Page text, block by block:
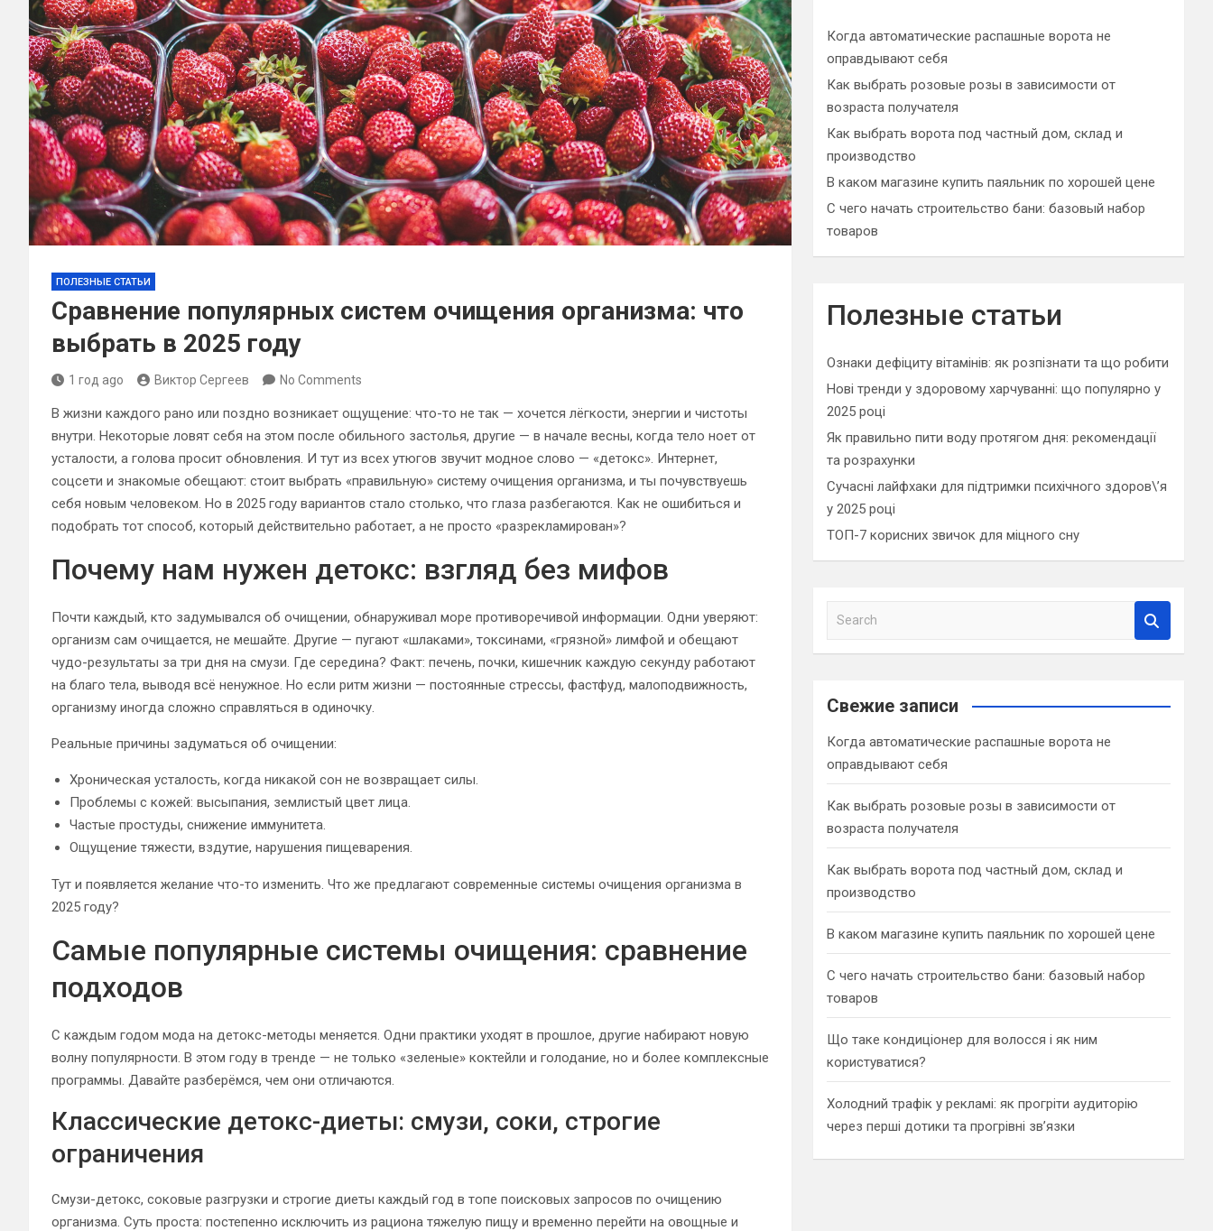
ПОЛЕЗНЫЕ СТАТЬИ
Сравнение популярных систем очищения организма: что
выбрать в 2025 году
1 год ago Виктор Сергеев No Comments
В жизни каждого рано или поздно возникает ощущение: что-то не так — хочется лёгкости, энергии и чистоты
внутри. Некоторые ловят себя на этом после обильного застолья, другие — в начале весны, когда тело ноет от
усталости, а голова просит обновления. И тут из всех утюгов звучит модное слово — «детокс». Интернет,
соцсети и знакомые обещают: стоит выбрать «правильную» систему очищения организма, и ты почувствуешь
себя новым человеком. Но в 2025 году вариантов стало столько, что глаза разбегаются. Как не ошибиться и
подобрать тот способ, который действительно работает, а не просто «разрекламирован»?
Почему нам нужен детокс: взгляд без мифов
Почти каждый, кто задумывался об очищении, обнаруживал море противоречивой информации. Одни уверяют:
организм сам очищается, не мешайте. Другие — пугают «шлаками», токсинами, «грязной» лимфой и обещают
чудо-результаты за три дня на смузи. Где середина? Факт: печень, почки, кишечник каждую секунду работают
на благо тела, выводя всё ненужное. Но если ритм жизни — постоянные стрессы, фастфуд, малоподвижность,
организму иногда сложно справляться в одиночку.
Реальные причины задуматься об очищении:
Хроническая усталость, когда никакой сон не возвращает силы.
Проблемы с кожей: высыпания, землистый цвет лица.
Частые простуды, снижение иммунитета.
Ощущение тяжести, вздутие, нарушения пищеварения.
Тут и появляется желание что-то изменить. Что же предлагают современные системы очищения организма в
2025 году?
Самые популярные системы очищения: сравнение
подходов
С каждым годом мода на детокс-методы меняется. Одни практики уходят в прошлое, другие набирают новую
волну популярности. В этом году в тренде — не только «зеленые» коктейли и голодание, но и более комплексные
программы. Давайте разберёмся, чем они отличаются.
Классические детокс-диеты: смузи, соки, строгие
ограничения
Смузи-детокс, соковые разгрузки и строгие диеты каждый год в топе поисковых запросов по очищению
организма. Суть проста: постепенно исключить из рациона тяжелую пищу и временно перейти на овощные и
Когда автоматические распашные ворота не
оправдывают себя
Как выбрать розовые розы в зависимости от
возраста получателя
Как выбрать ворота под частный дом, склад и
производство
В каком магазине купить паяльник по хорошей цене
С чего начать строительство бани: базовый набор
товаров
Полезные статьи
Ознаки дефіциту вітамінів: як розпізнати та що робити
Нові тренди у здоровому харчуванні: що популярно у
2025 році
Як правильно пити воду протягом дня: рекомендації
та розрахунки
Сучасні лайфхаки для підтримки психічного здоров\’я
у 2025 році
ТОП-7 корисних звичок для міцного сну
a
c
Свежие записи
Когда автоматические распашные ворота не
оправдывают себя
Как выбрать розовые розы в зависимости от
возраста получателя
Как выбрать ворота под частный дом, склад и
производство
В каком магазине купить паяльник по хорошей цене
С чего начать строительство бани: базовый набор
товаров
Що таке кондиціонер для волосся і як ним
користуватися?
Холодний трафік у рекламі: як прогріти аудиторію
через перші дотики та прогрівні зв’язки